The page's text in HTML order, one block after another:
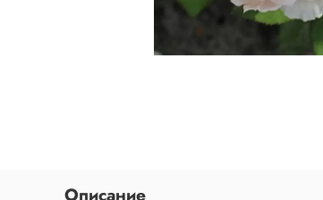
Описание